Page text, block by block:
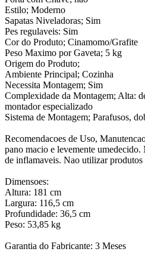
Estilo; Moderno
Sapatas Niveladoras; Sim
Pes regulaveis: Sim
Cor do Produto; Cinamomo/Grafite
Peso Maximo por Gaveta; 5 kg
Origem do Produto;
Ambiente Principal; Cozinha
Necessita Montagem; Sim
Complexidade da Montagem; Alta:
montador especializado
Sistema de Montagem; Parafusos,
Recomendacoes de Uso,
pano macio e levemente umedecido.
de inflamaveis. Nao utilizar produtos
Dimensoes:
Altura: 181 cm
Largura: 116,5 cm
Profundidade: 36,5 cm
Peso: 53,85 kg
Garantia do Fabricante: 3 Meses